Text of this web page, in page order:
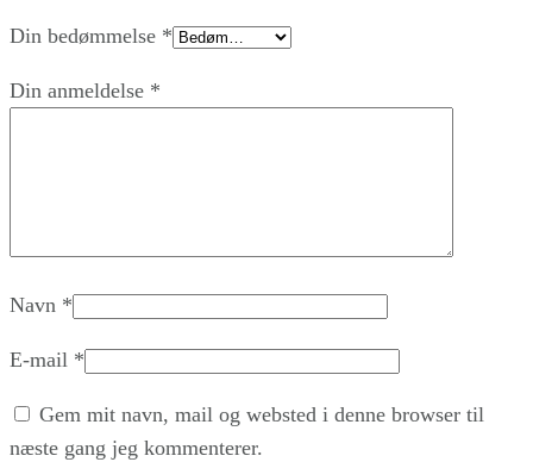
Din bedømmelse *
Din anmeldelse *
Navn *
E-mail *
Gem mit navn, mail og websted i denne browser til
næste gang jeg kommenterer.